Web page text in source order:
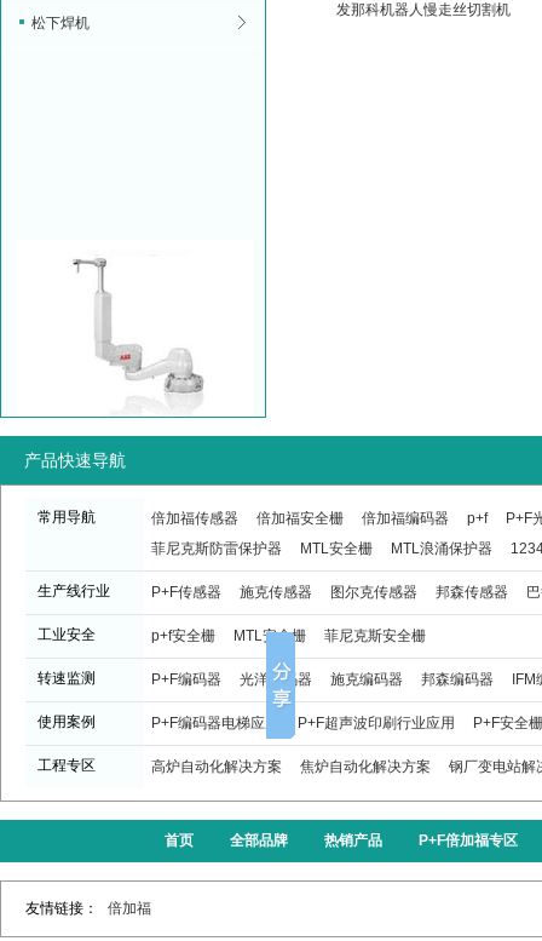
松下焊机
发那科机器人慢走丝切割机
产品快速导航
常用导航 倍加福传感器 倍加福安全栅 倍加福编码器 p+f
P+F
菲尼克斯防雷保护器
MTL安全栅 MTL浪涌保护器
生产线行业 P+F传感器 施克传感器 图尔克传感器 邦森传感器
工业安全 p+f安全栅 MTL安全栅 菲尼克斯安全栅
转速监测 P+F编码器 光洋编码器 施克编码器 邦森编码器
使用案例 P+F编码器电梯应用 P+F超声波印刷行业应用 P+F安全
工程专区 高炉自动化解决方案 焦炉自动化解决方案 钢厂变电站解
首页 全部品牌 热销产品 P+F倍加福专区
友情链接： 倍加福